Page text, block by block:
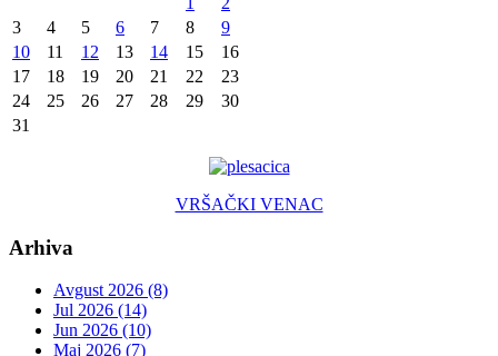
3
4 5 6 7 8
9
10
11 12 13 14 15
16
17
18 19 20 21 22
23
24
25 26 27 28 29
30
31
VRŠAČKI VENAC
Arhiva
Avgust 2026 (8)
Jul 2026 (14)
Jun 2026 (10)
Maj 2026 (7)